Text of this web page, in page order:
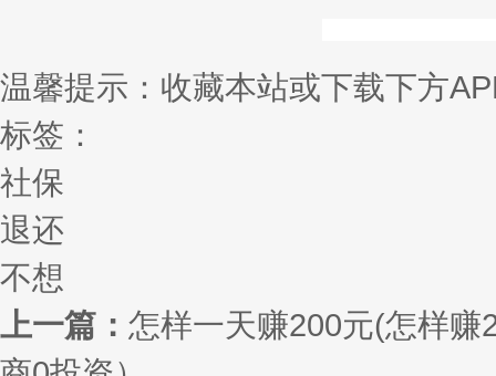
温馨提示：收藏本站或下载下方
标签：
社保
退还
不想
上一篇： 怎样一天赚200元(怎样赚